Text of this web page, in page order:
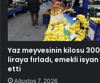
Yaz meyvesinin kilosu 300
liraya fırladı, emekli isyan
etti
Ağustos 7, 2026